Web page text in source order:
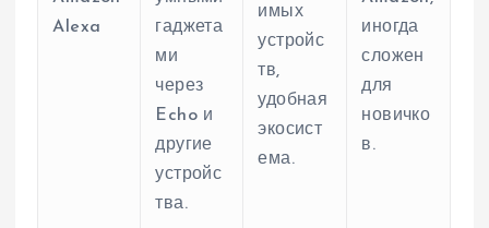
Alexa
гаджета
ми
через
Echo и
другие
устройс
тва.
имых
устройс
тв,
удобная
экосист
ема.
иногда
сложен
для
новичко
в.